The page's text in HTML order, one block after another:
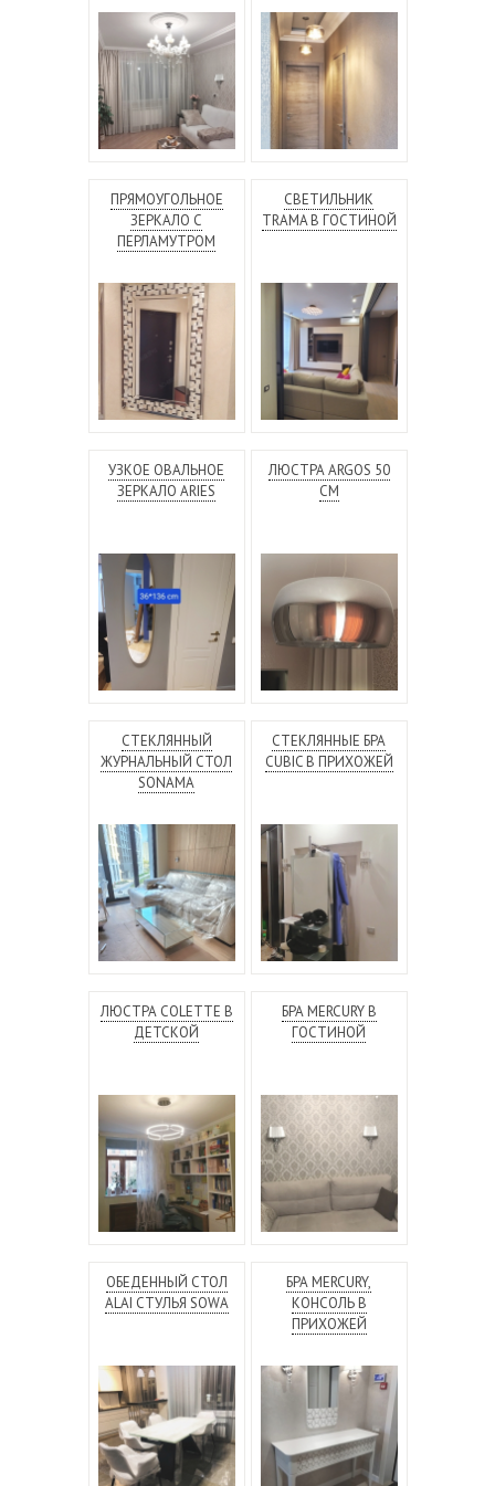
ПРЯМОУГОЛЬНОЕ
ЗЕРКАЛО С
ПЕРЛАМУТРОМ
СВЕТИЛЬНИК
TRAMA В ГОСТИНОЙ
УЗКОЕ ОВАЛЬНОЕ
ЗЕРКАЛО ARIES
ЛЮСТРА ARGOS 50
СМ
СТЕКЛЯННЫЙ
ЖУРНАЛЬНЫЙ СТОЛ
SONAMA
СТЕКЛЯННЫЕ БРА
CUBIC В ПРИХОЖЕЙ
ЛЮСТРА COLETTE В
ДЕТСКОЙ
БРА MERCURY В
ГОСТИНОЙ
ОБЕДЕННЫЙ СТОЛ
ALAI СТУЛЬЯ SOWA
БРА MERCURY,
КОНСОЛЬ В
ПРИХОЖЕЙ